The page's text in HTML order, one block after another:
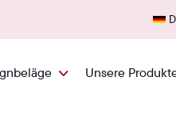
600+ autorisierte
Unsere